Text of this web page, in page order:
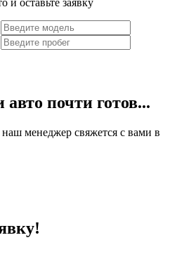
и оставьте заявку
авто почти готов...
менеджер свяжется с вами в